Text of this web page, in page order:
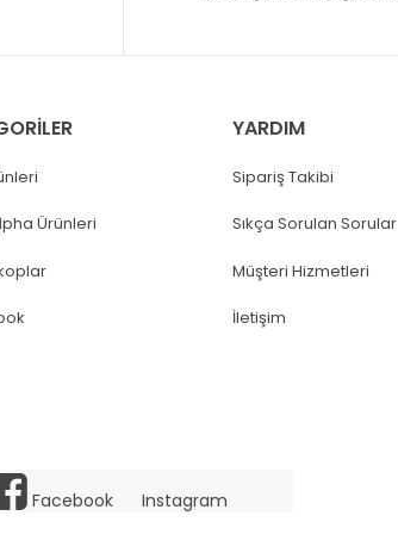
Ürünleri
YARDIM
Sipariş Takibi
Sıkça Sorulan Sorular
Müşteri Hizmetleri
İletişim
Facebook Instagram